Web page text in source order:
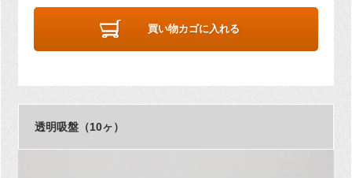
買い物カゴに入れる
透明吸盤（10ヶ）